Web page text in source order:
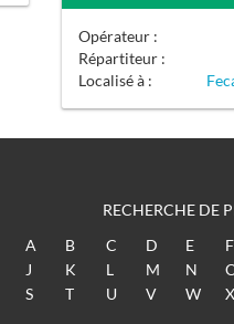
Opérateur :
Répartiteur :
Localisé à :
RECHERCHE DE
A
B C D E F
J
K L M N
S
T U V W X